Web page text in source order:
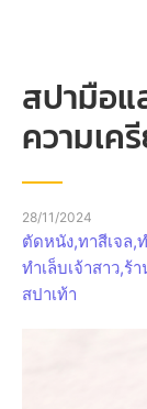
สปามือแ
ความเค
28/11/2024
ตัดหนัง,ทาสีเจล,
ทำเล็บเจ้าสาว,ร้
สปาเท้า